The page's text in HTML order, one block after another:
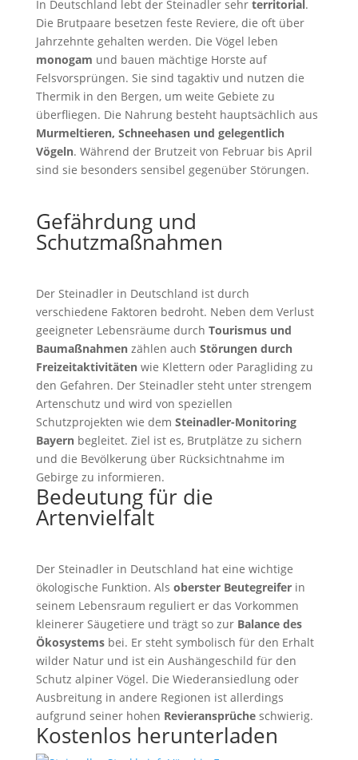
In Deutschland lebt der Steinadler sehr territorial.
Die Brutpaare besetzen feste Reviere, die oft über
Jahrzehnte gehalten werden. Die Vögel leben
monogam und bauen mächtige Horste auf
Felsvorsprüngen. Sie sind tagaktiv und nutzen die
Thermik in den Bergen, um weite Gebiete zu
überfliegen. Die Nahrung besteht hauptsächlich aus
Murmeltieren, Schneehasen und gelegentlich
Vögeln. Während der Brutzeit von Februar bis April
sind sie besonders sensibel gegenüber Störungen.
Gefährdung und
Schutzmaßnahmen
Der Steinadler in Deutschland ist durch
verschiedene Faktoren bedroht. Neben dem Verlust
geeigneter Lebensräume durch Tourismus und
Baumaßnahmenzählen auch Störungen durch
Freizeitaktivitätenwie Klettern oder Paragliding zu
den Gefahren. Der Steinadler steht unter strengem
Artenschutz und wird von speziellen
Schutzprojekten wie dem Steinadler-Monitoring
Bayernbegleitet. Ziel ist es, Brutplätze zu sichern
und die Bevölkerung über Rücksichtnahme im
Gebirge zu informieren.
Bedeutung für die
Artenvielfalt
Der Steinadler in Deutschland hat eine wichtige
ökologische Funktion. Als oberster Beutegreiferin
seinem Lebensraum reguliert er das Vorkommen
kleinerer Säugetiere und trägt so zur Balance des
Ökosystemsbei. Er steht symbolisch für den Erhalt
wilder Natur und ist ein Aushängeschild für den
Schutz alpiner Vögel. Die Wiederansiedlung oder
Ausbreitung in andere Regionen ist allerdings
aufgrund seiner hohen Revieransprücheschwierig.
Kostenlos herunterladen